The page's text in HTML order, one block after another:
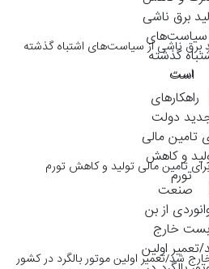
ناشی از سیاست‌های اشتباه گذشته
است
تامین مالی تولید و کاهش تورم
شد/تعمیر اولین موتور بالگرد در کشور